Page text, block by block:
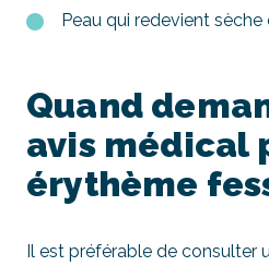
Peau qui redevient
Quand
avis médical
érythème
Il est préférable de consulter